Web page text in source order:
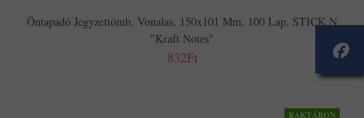
Öntapadó Jegyzettömb, Vonalas, 150x101 Mm, 100 Lap, STICK N
"Kraft Notes"
832Ft
RAKTÁRON